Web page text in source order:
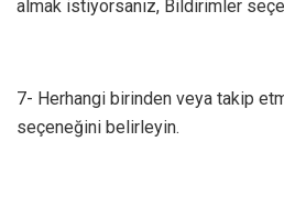
almak istiyorsanız, Bildirimler
7- Herhangi birinden veya takip
seçeneğini belirleyin.